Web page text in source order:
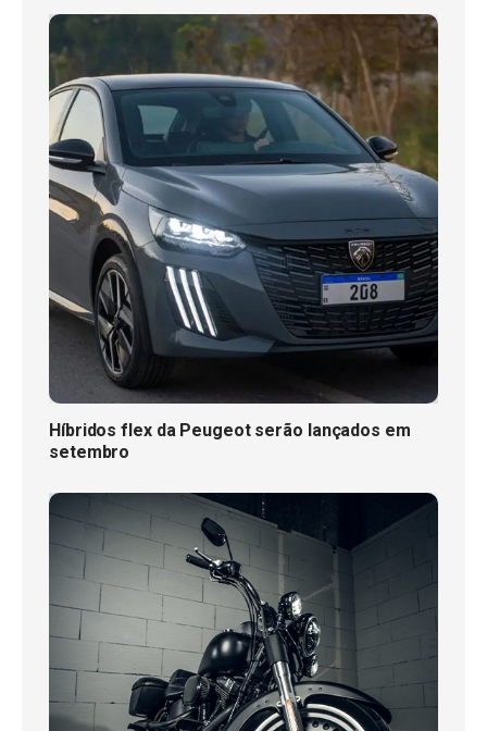
Híbridos flex da Peugeot serão lançados em
setembro